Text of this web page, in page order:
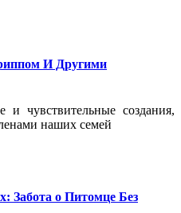
И Другими
чувствительные создания,
наших семей
Забота о Питомце Без